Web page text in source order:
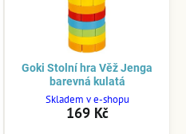
Goki Stolní hra Věž Jenga
barevná kulatá
Skladem v e-shopu
169 Kč